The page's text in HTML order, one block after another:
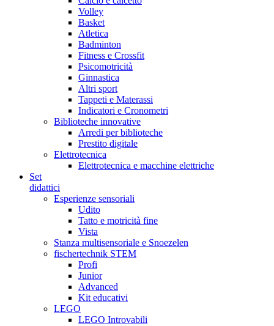
Volley
Basket
Atletica
Badminton
Fitness e Crossfit
Psicomotricità
Ginnastica
Altri sport
Tappeti e Materassi
Indicatori e Cronometri
Biblioteche innovative
Arredi per biblioteche
Prestito digitale
Elettrotecnica
Elettrotecnica e macchine elettriche
Set
didattici
Esperienze sensoriali
Udito
Tatto e motricità fine
Vista
Stanza multisensoriale e Snoezelen
fischertechnik STEM
Profi
Junior
Advanced
Kit educativi
LEGO
LEGO Introvabili